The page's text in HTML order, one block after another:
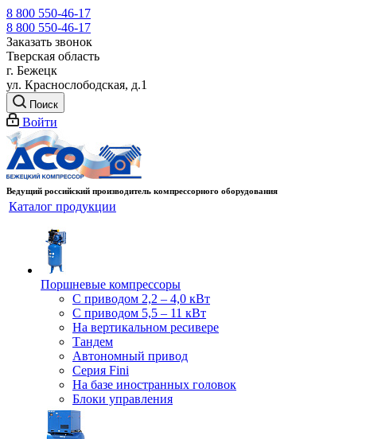
8 800 550-46-17
8 800 550-46-17
Заказать звонок
Тверская область
г. Бежецк
ул. Краснослободская, д.1
Поиск
Войти
Ведущий российский производитель компрессорного оборудования
Каталог продукции
Поршневые компрессоры
С приводом 2,2 – 4,0 кВт
С приводом 5,5 – 11 кВт
На вертикальном ресивере
Тандем
Автономный привод
Серия Fini
На базе иностранных головок
Блоки управления